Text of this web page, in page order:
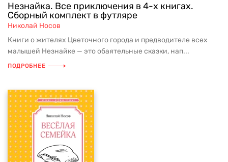
Незнайка. Все приключения в 4-х книгах.
Сборный комплект в футляре
Николай Носов
Книги о жителях Цветочного города и предводителе всех
малышей Незнайке — это обаятельные сказки, нап...
ПОДРОБНЕЕ